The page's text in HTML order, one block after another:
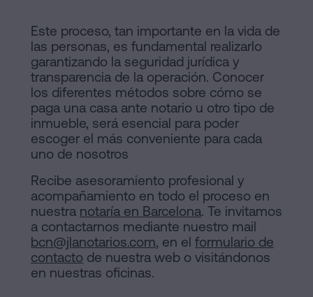
Este proceso, tan importante en la vida de
las personas, es fundamental realizarlo
garantizando la seguridad jurídica y
transparencia de la operación. Conocer
los diferentes métodos sobre cómo se
paga una casa ante notario u otro tipo de
inmueble, será esencial para poder
escoger el más conveniente para cada
uno de nosotros
Recibe asesoramiento profesional y
acompañamiento en todo el proceso en
nuestra notaría en Barcelona. Te invitamos
a contactarnos mediante nuestro mail
bcn@jlanotarios.com, en el formulario de
contacto de nuestra web o visitándonos
en nuestras oficinas.